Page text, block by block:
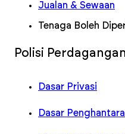
Jualan & Sewaan
Tenaga Boleh
Polisi
Dasar Privasi
Dasar